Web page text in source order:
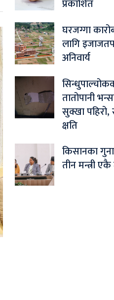
प्रकाशित
घरजग्गा
लागि
अनिवार्य
तातोपानी
सुक्खा
क्षति
किसानका
तीन मन्त्री